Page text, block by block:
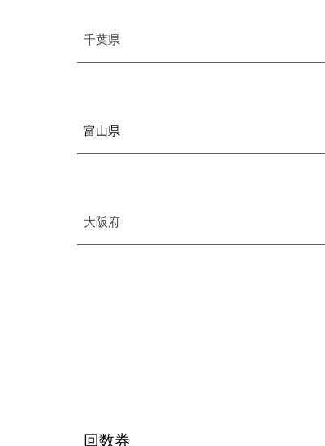
千葉県
富山県
大阪府
回数券